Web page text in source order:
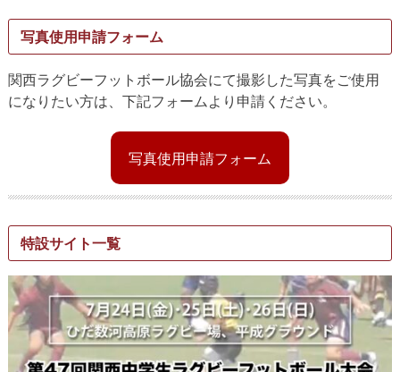
写真使用申請フォーム
関西ラグビーフットボール協会にて撮影した写真をご使用
になりたい方は、下記フォームより申請ください。
写真使用申請フォーム
特設サイト一覧